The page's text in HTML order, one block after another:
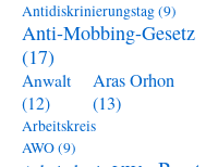
Antidiskrinierungstag(9)
Anti-Mobbing-Gesetz
(17)
Anwalt
(12)
Aras Orhon
(13)
Arbeitskreis
AWO(9)